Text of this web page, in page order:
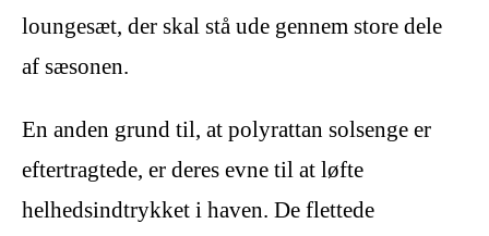
loungesæt, der skal stå ude gennem store dele
af sæsonen.
En anden grund til, at polyrattan solsenge er
eftertragtede, er deres evne til at løfte
helhedsindtrykket i haven. De flettede